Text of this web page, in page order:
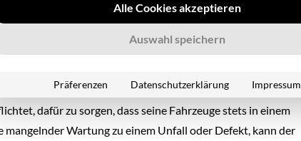
für
dafür zu sorgen, dass seine Fahrzeuge stets in einem
Wartung zu einem Unfall oder Defekt, kann der
Alle Cookies akzeptieren
Auswahl speichern
Präferenzen Datenschutzerklärung Impressum